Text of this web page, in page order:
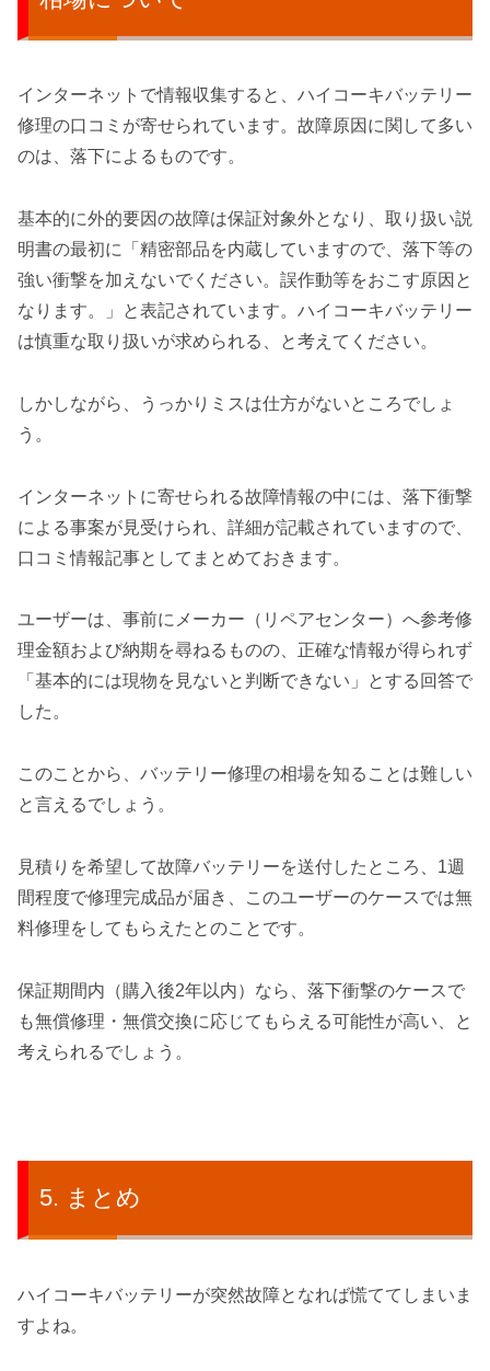
インターネットで情報収集すると、ハイコーキバッテリー
修理の口コミが寄せられています。故障原因に関して多い
のは、落下によるものです。
基本的に外的要因の故障は保証対象外となり、取り扱い説
明書の最初に「精密部品を内蔵していますので、落下等の
強い衝撃を加えないでください。誤作動等をおこす原因と
なります。」と表記されています。ハイコーキバッテリー
は慎重な取り扱いが求められる、と考えてください。
しかしながら、うっかりミスは仕方がないところでしょ
う。
インターネットに寄せられる故障情報の中には、落下衝撃
による事案が見受けられ、詳細が記載されていますので、
口コミ情報記事としてまとめておきます。
ユーザーは、事前にメーカー（リペアセンター）へ参考修
理金額および納期を尋ねるものの、正確な情報が得られず
「基本的には現物を見ないと判断できない」とする回答で
した。
このことから、バッテリー修理の相場を知ることは難しい
と言えるでしょう。
見積りを希望して故障バッテリーを送付したところ、1週
間程度で修理完成品が届き、このユーザーのケースでは無
料修理をしてもらえたとのことです。
保証期間内（購入後2年以内）なら、落下衝撃のケースで
も無償修理・無償交換に応じてもらえる可能性が高い、と
考えられるでしょう。
まとめ
ハイコーキバッテリーが突然故障となれば慌ててしまいま
すよね。